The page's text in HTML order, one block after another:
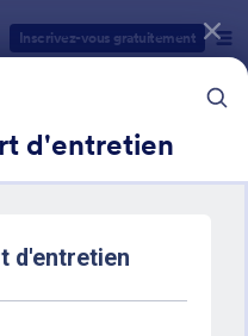
Inscrivez-vous gratuitement
d'entretien